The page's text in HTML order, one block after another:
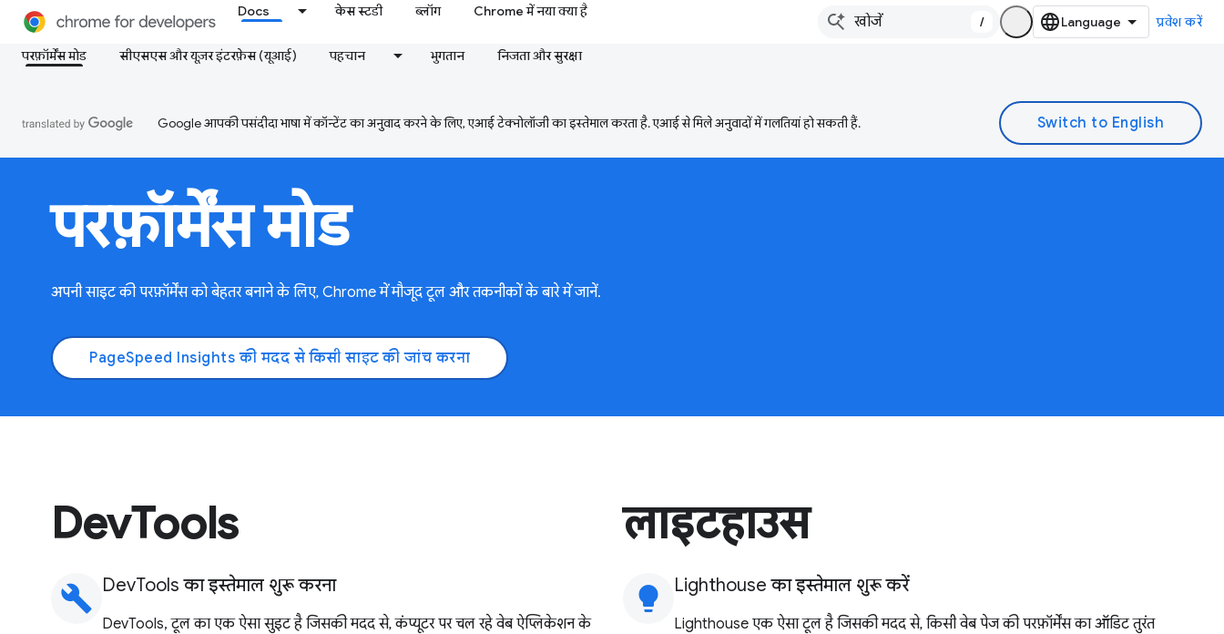
Docs केस स्टडी ब्लॉग Chrome में नया क्या है
/ प्रवेश करें
परफ़ॉर्मेंस मोड सीएसएस और यूज़र इंटरफ़ेस (यूआई) पहचान भुगतान निजता और सुरक्षा
Google आपकी पसंदीदा भाषा में कॉन्टेंट का अनुवाद करने के लिए, एआई टेक्नोलॉजी का इस्तेमाल करता है. एआई से मिले अनुवादों में गलतियां हो सकती हैं.
परफ़ॉर्मेंस मोड
अपनी साइट की परफ़ॉर्मेंस को बेहतर बनाने के लिए, Chrome में मौजूद टूल और तकनीकों के बारे में जानें.
PageSpeed Insights की मदद से किसी साइट की जांच करना
DevTools
build DevTools का इस्तेमाल शुरू करना
DevTools, टूल का एक ऐसा सुइट है जिसकी मदद से, कंप्यूटर पर चल रहे वेब ऐप्लिकेशन के
लाइटहाउस
lightbulb Lighthouse का इस्तेमाल शुरू करें
Lighthouse एक ऐसा टूल है जिसकी मदद से, किसी वेब पेज की परफ़ॉर्मेंस का ऑडिट तुरंत